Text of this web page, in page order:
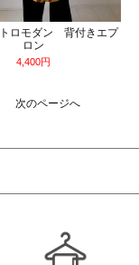
ロモダン 背付きエプ
ロン
4,400円
次のページへ